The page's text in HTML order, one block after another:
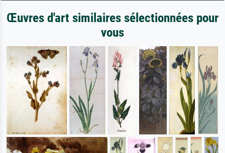
Œuvres d'art similaires sélectionnées pour
vous